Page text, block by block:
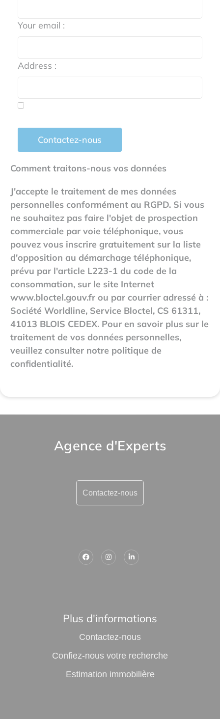
Your email :
Address :
Contactez-nous
Comment traitons-nous vos données
J'accepte le traitement de mes données
personnelles conformément au RGPD. Si vous
ne souhaitez pas faire l'objet de prospection
commerciale par voie téléphonique, vous
pouvez vous inscrire gratuitement sur la liste
d'opposition au démarchage téléphonique,
prévu par l'article L223-1 du code de la
consommation, sur le site Internet
www.bloctel.gouv.fr ou par courrier adressé à :
Société Worldline, Service Bloctel, CS 61311,
41013 BLOIS CEDEX. Pour en savoir plus sur le
traitement de vos données personnelles,
veuillez consulter notre politique de
confidentialité.
Agence d'Experts
Contactez-nous
Plus d'informations
Contactez-nous
Confiez-nous votre recherche
Estimation immobilière